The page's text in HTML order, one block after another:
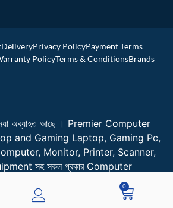
DeliveryPrivacy PolicyPayment Terms
PolicyTerms & ConditionsBrands
0
নেয়া অব্যাহত আছে । Premier Computer
and Gaming Laptop, Gaming Pc,
Monitor, Printer, Scanner,
সহ সকল প্রকার Computer
আস্থা নিয়ে। । প্রয়োজনে কল করুন